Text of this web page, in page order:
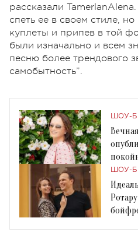
рассказали
спеть ее в своем стиле,
куплеты и припев в той
были изначально и всем
песню более трендового
самобытность”.
ШОУ-
их
ШОУ-